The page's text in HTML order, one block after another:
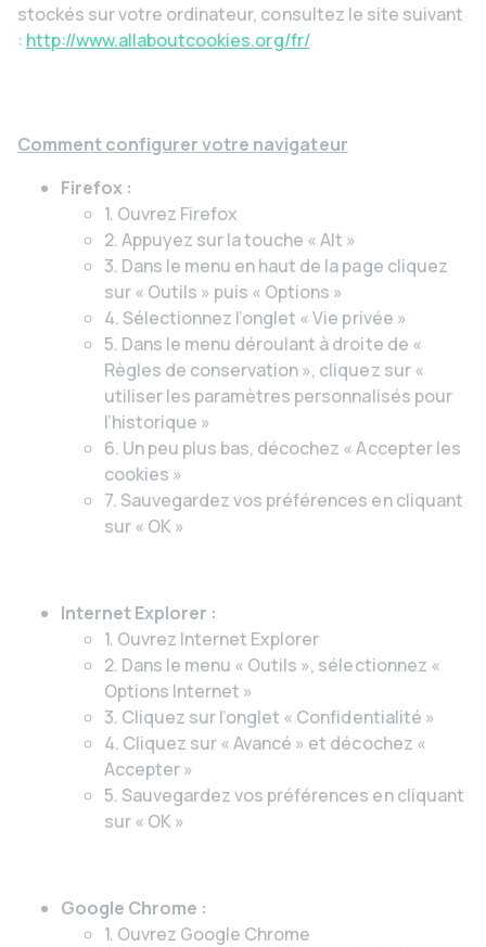
stockés sur votre ordinateur, consultez le site suivant
: http://www.allaboutcookies.org/fr/
Comment configurer votre navigateur
Firefox :
1. Ouvrez Firefox
2. Appuyez sur la touche « Alt »
3. Dans le menu en haut de la page cliquez
sur « Outils » puis « Options »
4. Sélectionnez l’onglet « Vie privée »
5. Dans le menu déroulant à droite de «
Règles de conservation », cliquez sur «
utiliser les paramètres personnalisés pour
l’historique »
6. Un peu plus bas, décochez « Accepter les
cookies »
7. Sauvegardez vos préférences en cliquant
sur « OK »
Internet Explorer :
1. Ouvrez Internet Explorer
2. Dans le menu « Outils », sélectionnez «
Options Internet »
3. Cliquez sur l’onglet « Confidentialité »
4. Cliquez sur « Avancé » et décochez «
Accepter »
5. Sauvegardez vos préférences en cliquant
sur « OK »
Google Chrome :
1. Ouvrez Google Chrome